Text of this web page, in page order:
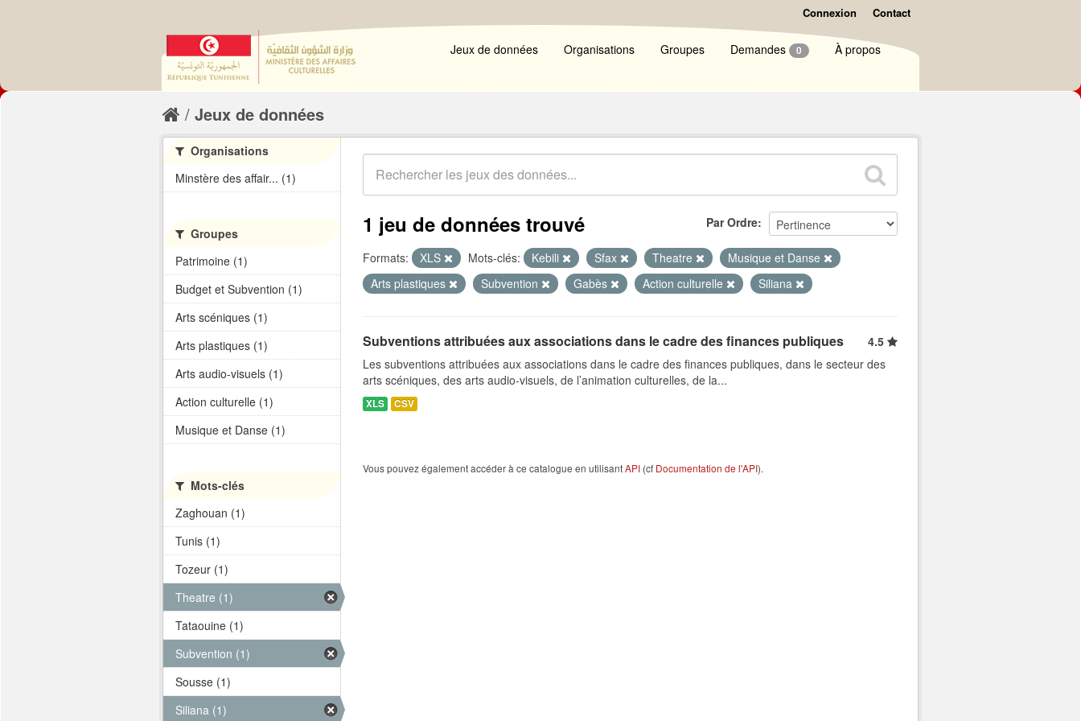
Connexion Contact
Jeux de données Organisations Groupes Demandes 0 À propos
Jeux de données
Par Ordre
1 jeu de données trouvé
Formats: XLS Mots-clés: Kebili Sfax Theatre
Musique et Danse
Arts plastiques
Subvention Gabès Action culturelle Siliana
Subventions attribuées aux associations dans le cadre des finances publiques
4.5
Les subventions attribuées aux associations dans le cadre des finances publiques, dans le secteur des
arts scéniques, des arts audio-visuels, de l’animation culturelles, de la...
XLS CSV
Vous pouvez également accéder à ce catalogue en utilisantAPI (cf Documentation de l'API).
Organisations
Minstère des affair... (1)
Groupes
Patrimoine (1)
Budget et Subvention (1)
Arts scéniques (1)
Arts plastiques (1)
Arts audio-visuels (1)
Action culturelle (1)
Musique et Danse (1)
Mots-clés
Zaghouan (1)
Tunis (1)
Tozeur (1)
Theatre (1)
Tataouine (1)
Subvention (1)
Sousse (1)
Siliana (1)